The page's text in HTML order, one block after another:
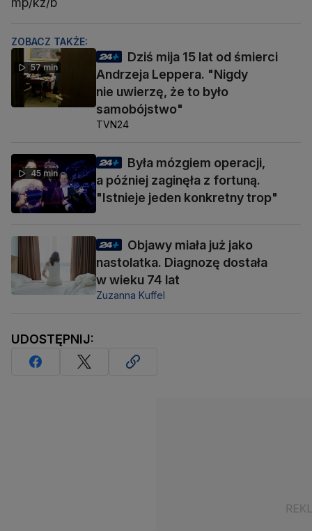
ZOBACZ TAKŻE:
57 min
Dziś mija 15 lat od śmierci
Andrzeja Leppera. "Nigdy
nie uwierzę, że to było
samobójstwo"
TVN24
45 min
Była mózgiem operacji,
a później zaginęła z fortuną.
"Istnieje jeden konkretny trop"
Objawy miała już jako
nastolatka. Diagnozę dostała
w wieku 74 lat
Zuzanna Kuffel
UDOSTĘPNIJ: